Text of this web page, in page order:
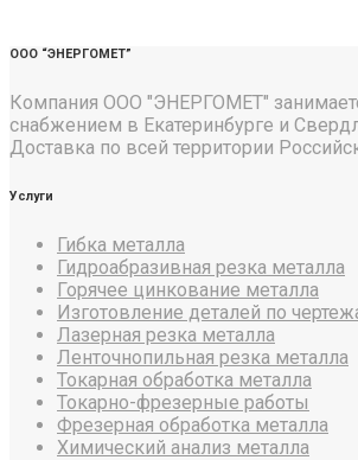
ООО “ЭНЕРГОМЕТ”
Компания ООО "ЭНЕРГОМЕТ"
снабжением в Екатеринбурге и
Доставка по всей территории
Услуги
Гибка металла
Гидроабразивная резка металла
Горячее цинкование металла
Изготовление деталей по
Лазерная резка металла
Ленточнопильная резка металла
Токарная обработка металла
Токарно-фрезерные работы
Фрезерная обработка металла
Химический анализ металла